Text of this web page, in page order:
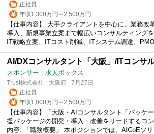
正社員
年収1,300万円～2,500万円
【仕事内容】 大手クライアントを中心に、業務改
導入、新規事業立案まで幅広いコンサルティングを
IT戦略立案、ITコスト削減、ITシステム調達、PMO
AI/DXコンサルタント「大阪」/ITコンサ
スポンサー：求人ボックス
Trust株式会社 - 大阪府 - 7月27日
正社員
年収1,000万円～2,500万円
【仕事内容】「大阪・AIコンサルタント「パッケ
援パッケージの開発・導入・改善をリードするコ
内容: 「職務概要」 本ポジションでは、AICoEソリ